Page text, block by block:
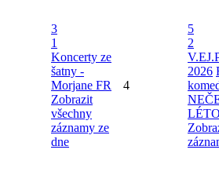
3
1
Koncerty ze
šatny -
Morjane FR
Zobrazit
všechny
záznamy ze
dne
4
5
2
2026